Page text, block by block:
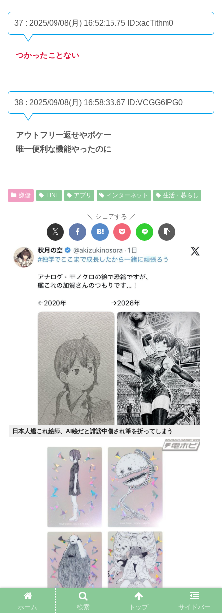
37 : 2025/09/08(月) 16:52:15.75 ID:xacTithm0
つかったことない
38 : 2025/09/08(月) 16:58:33.67 ID:VCGG6fPG0
アウトフリー返せやボケー
唯一便利な機能やったのに
嫌儲 LINE アプリ インターネット 生活・暮らし
シェアする
日本人艦これ絵師、AI絵だと誹謗中傷され筆を折ってしまう
ホーム 検索 トップ サイドバー